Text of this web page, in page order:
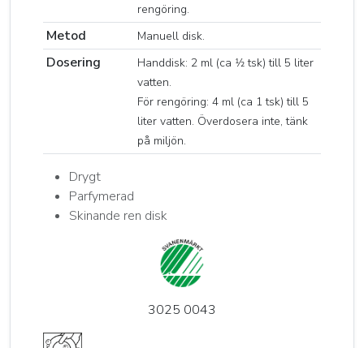
rengöring.
Metod Manuell disk.
Dosering
Handdisk: 2 ml (ca 1⁄2 tsk) till 5 liter
vatten.
För rengöring: 4 ml (ca 1 tsk) till 5
liter vatten. Överdosera inte, tänk
på miljön.
Drygt
Parfymerad
Skinande ren disk
3025 0043